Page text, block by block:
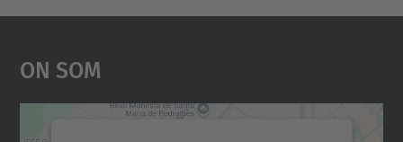
On Som